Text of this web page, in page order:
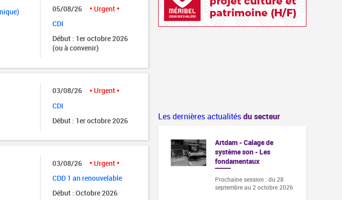
05/08/26
Urgent
CDI
Début : 1er octobre 2026
(ou à convenir)
03/08/26
Urgent
CDI
Début : 1er octobre 2026
03/08/26
Urgent
CDD 1 an renouvelable
Début : Octobre 2026
Les dernières actualitésdu secteur
Artdam - Calage de
système son - Les
fondamentaux
Prochaine session : du 28
septembre au 2 octobre 2026